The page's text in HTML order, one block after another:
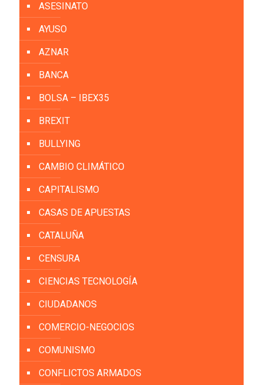
ASESINATO
AYUSO
AZNAR
BANCA
BOLSA – IBEX35
BREXIT
BULLYING
CAMBIO CLIMÁTICO
CAPITALISMO
CASAS DE APUESTAS
CATALUÑA
CENSURA
CIENCIAS TECNOLOGÍA
CIUDADANOS
COMERCIO-NEGOCIOS
COMUNISMO
CONFLICTOS ARMADOS